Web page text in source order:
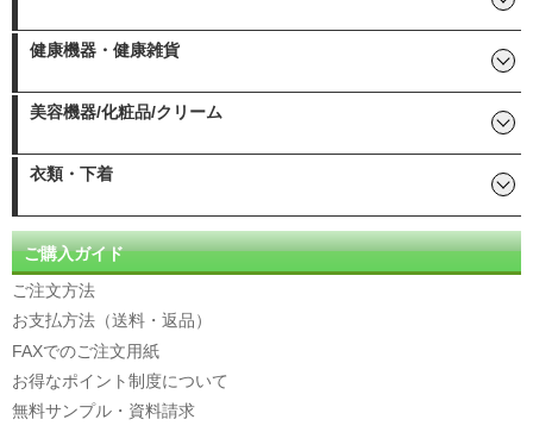
ペット用AHCC/イムノブロン アニマルズキング(乳酸球菌)
ペット用 紫イペ
健康機器・健康雑貨
健康寝具「ヘルスロール」 健康体操DVD
エクササイズDVD クロッツ ひんやりグッズ
やわらか湯たんぽ(クロッツ) イムニタスマスク
ユーカリ消臭抗菌剤 姿勢矯正ベルト
美容機器/化粧品/クリーム
ヨモギ製品 [医薬部外品] 薬用美白パック
純金美顔器 SOD様 自然派化粧品
エミューオイル
衣類・下着
尿漏れサポートパンツ
ご購入ガイド
ご注文方法
お支払方法（送料・返品）
FAXでのご注文用紙
お得なポイント制度について
無料サンプル・資料請求